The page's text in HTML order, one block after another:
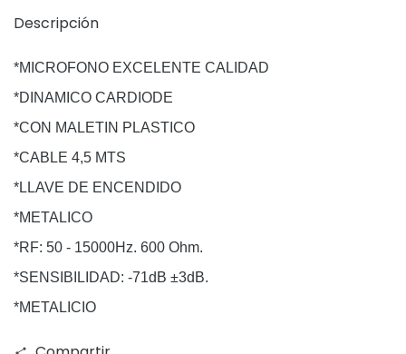
Descripción
*MICROFONO EXCELENTE CALIDAD
*DINAMICO CARDIODE
*CON MALETIN PLASTICO
*CABLE 4,5 MTS
*LLAVE DE ENCENDIDO
*METALICO
*RF: 50 - 15000Hz. 600 Ohm.
*SENSIBILIDAD: -71dB ±3dB.
*METALICIO